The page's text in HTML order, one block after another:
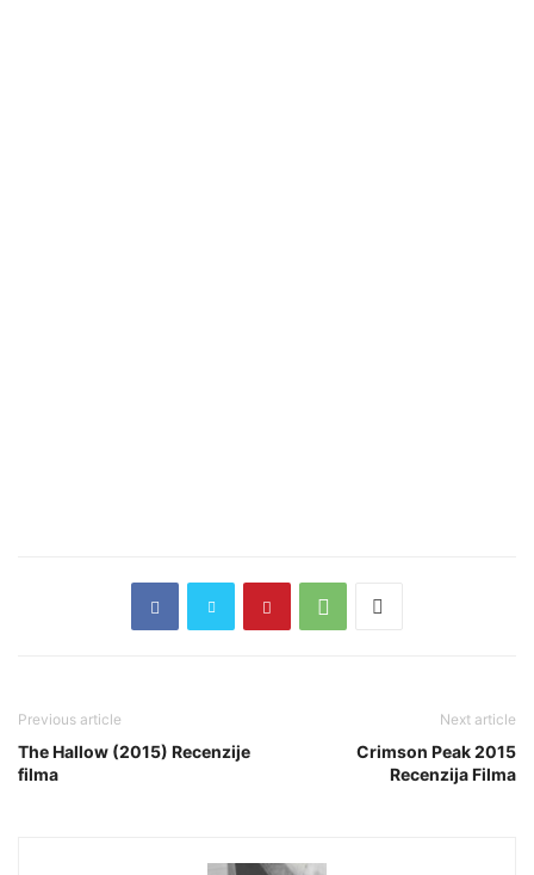
Previous article
The Hallow (2015) Recenzije
filma
Next article
Crimson Peak 2015
Recenzija Filma